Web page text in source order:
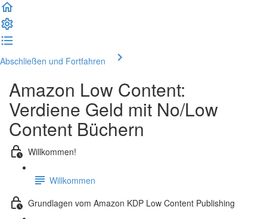
Abschließen und Fortfahren
Amazon Low Content:
Verdiene Geld mit No/Low
Content Büchern
Willkommen!
Willkommen
Grundlagen vom Amazon KDP Low Content Publishing